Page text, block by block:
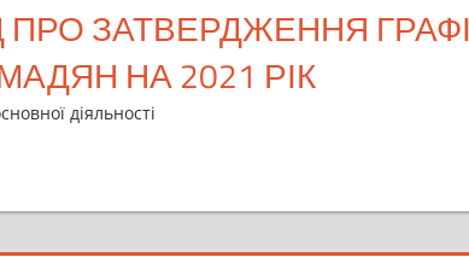
ЗАТВЕРДЖЕННЯ
НА 2021 РІК
діяльності